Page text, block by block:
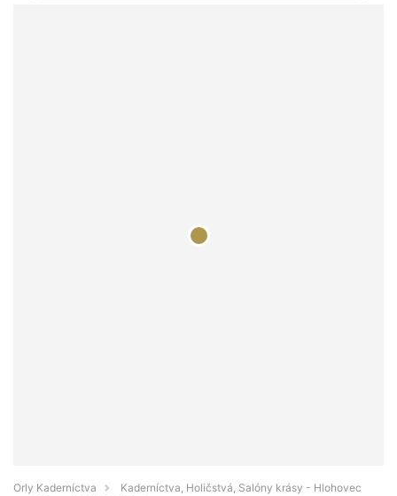
Orly Kaderníctva
Kaderníctva, Holičstvá, Salóny krásy - Hlohovec